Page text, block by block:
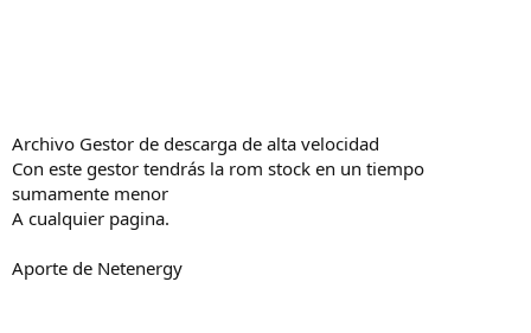
Archivo Gestor de descarga de alta velocidad
Con este gestor tendrás la rom stock en un tiempo
sumamente menor
A cualquier pagina.
Aporte de Netenergy